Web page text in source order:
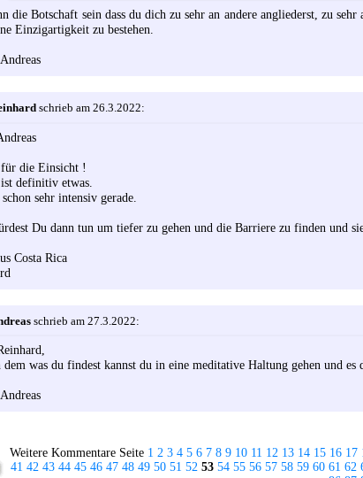
die Botschaft sein dass du dich zu sehr an andere angliederst, zu
Einzigartigkeit zu bestehen.
schrieb am 26.3.2022:
die Einsicht !
definitiv etwas.
sehr intensiv gerade.
Du dann tun um tiefer zu gehen und die Barriere zu finden und
Costa Rica
schrieb am 27.3.2022:
dem was du findest kannst du in eine meditative Haltung gehen und
Weitere Kommentare Seite 1 2 3 4 5 6 7 8 9 10 11 12 13 14 15 16 17
41 42 43 44 45 46 47 48 49 50 51 52 53 54 55 56 57 58 59 60 61 62